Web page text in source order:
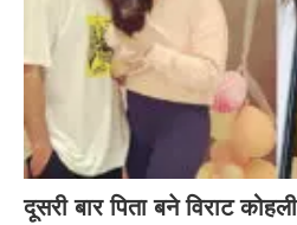
दूसरी बार‌ पिता बने विराट